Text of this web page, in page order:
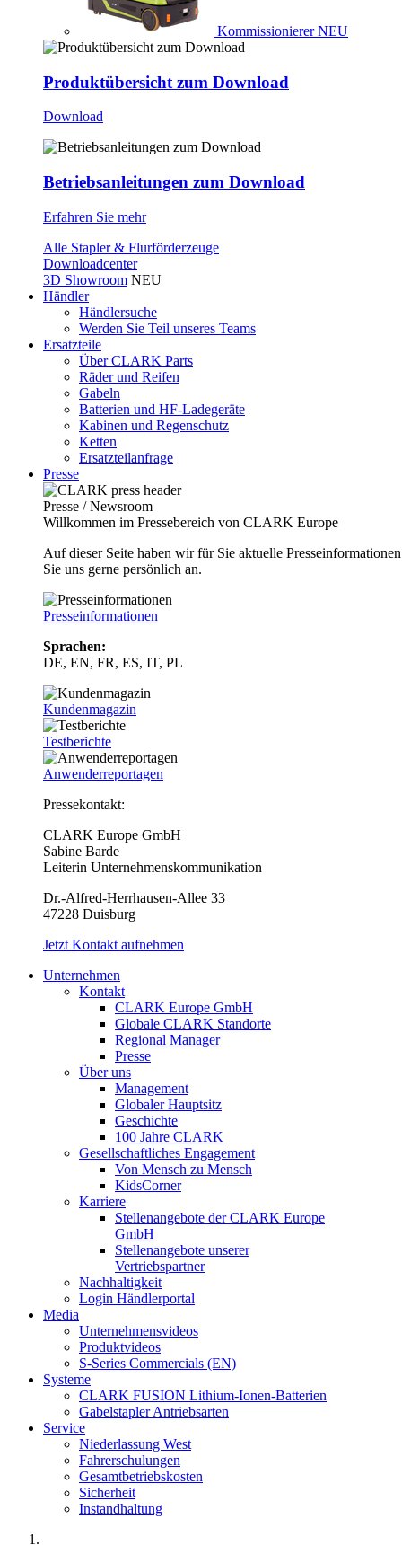
Kommissionierer NEU
Produktübersicht zum Download
Download
Betriebsanleitungen zum Download
Erfahren Sie mehr
Alle Stapler & Flurförderzeuge
Downloadcenter
3D Showroom NEU
Händler
Händlersuche
Werden Sie Teil unseres Teams
Ersatzteile
Über CLARK Parts
Räder und Reifen
Gabeln
Batterien und HF-Ladegeräte
Kabinen und Regenschutz
Ketten
Ersatzteilanfrage
Presse
Presse / Newsroom
Willkommen im Pressebereich von CLARK Europe
Auf dieser Seite haben wir für Sie aktuelle
Sie uns gerne persönlich an.
Presseinformationen
Sprachen:
DE, EN, FR, ES, IT, PL
Kundenmagazin
Testberichte
Anwenderreportagen
Pressekontakt:
CLARK Europe GmbH
Sabine Barde
Leiterin Unternehmenskommunikation
Dr.-Alfred-Herrhausen-Allee 33
47228 Duisburg
Jetzt Kontakt aufnehmen
Unternehmen
Kontakt
CLARK Europe GmbH
Globale CLARK Standorte
Regional Manager
Presse
Über uns
Management
Globaler Hauptsitz
Geschichte
100 Jahre CLARK
Gesellschaftliches Engagement
Von Mensch zu Mensch
KidsCorner
Karriere
Stellenangebote der CLARK Europe
GmbH
Stellenangebote unserer
Vertriebspartner
Nachhaltigkeit
Login Händlerportal
Media
Unternehmensvideos
Produktvideos
S-Series Commercials (EN)
Systeme
CLARK FUSION Lithium-Ionen-Batterien
Gabelstapler Antriebsarten
Service
Niederlassung West
Fahrerschulungen
Gesamtbetriebskosten
Sicherheit
Instandhaltung